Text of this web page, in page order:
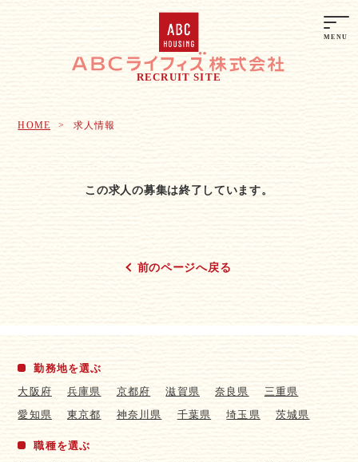
RECRUIT SITE
HOME 求人情報
この求人の募集は終了しています。
前のページへ戻る
勤務地を選ぶ
大阪府
兵庫県 京都府 滋賀県 奈良県
三重県
愛知県
東京都 神奈川県 千葉県 埼玉県 茨城県
職種を選ぶ